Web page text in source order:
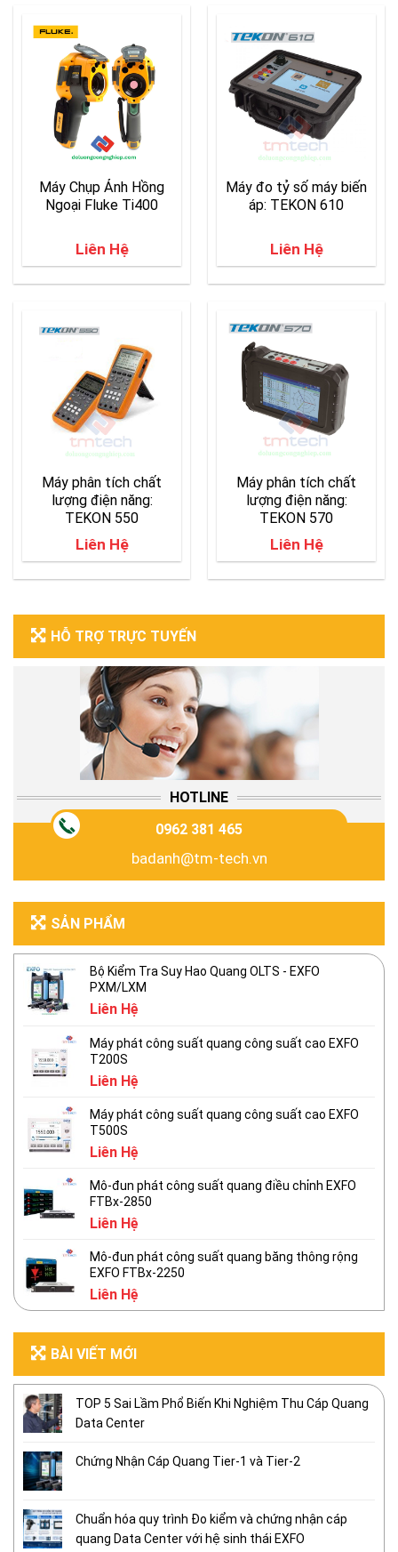
Máy Chụp Ảnh Hồng
Ngoại Fluke Ti400
Liên Hệ
Máy đo tỷ số máy biến
áp: TEKON 610
Liên Hệ
Máy phân tích chất
lượng điện năng:
TEKON 550
Liên Hệ
Máy phân tích chất
lượng điện năng:
TEKON 570
Liên Hệ
HỖ TRỢ TRỰC TUYẾN
HOTLINE
0962 381 465
badanh@tm-tech.vn
SẢN PHẨM
Bộ Kiểm Tra Suy Hao Quang OLTS - EXFO
PXM/LXM
Liên Hệ
Máy phát công suất quang công suất cao EXFO
T200S
Liên Hệ
Máy phát công suất quang công suất cao EXFO
T500S
Liên Hệ
Mô-đun phát công suất quang điều chỉnh EXFO
FTBx-2850
Liên Hệ
Mô-đun phát công suất quang băng thông rộng
EXFO FTBx-2250
Liên Hệ
BÀI VIẾT MỚI
TOP 5 Sai Lầm Phổ Biến Khi Nghiệm Thu Cáp Quang
Data Center
Chứng Nhận Cáp Quang Tier-1 và Tier-2
Chuẩn hóa quy trình Đo kiểm và chứng nhận cáp
quang Data Center với hệ sinh thái EXFO